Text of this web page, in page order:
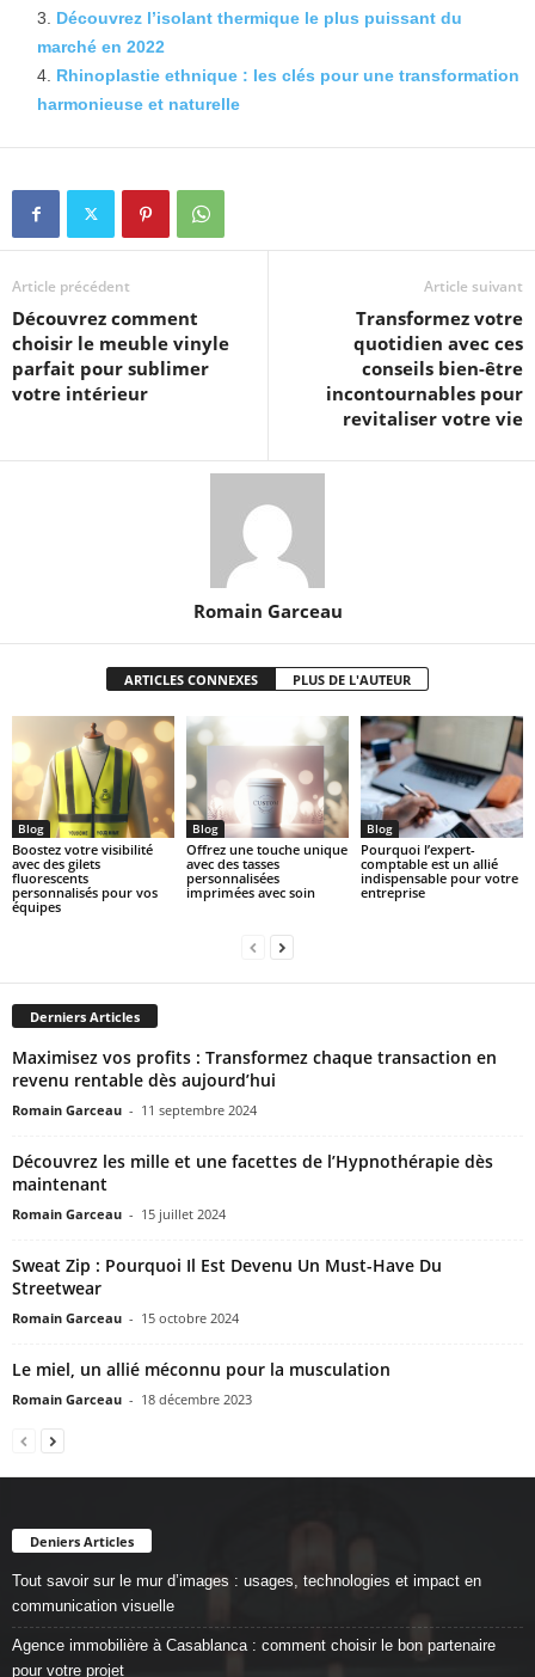
Découvrez l’isolant thermique le plus puissant du
marché en 2022
Rhinoplastie ethnique : les clés pour une transformation
harmonieuse et naturelle
Article précédent
Découvrez comment
choisir le meuble vinyle
parfait pour sublimer
votre intérieur
Article suivant
Transformez votre
quotidien avec ces
conseils bien-être
incontournables pour
revitaliser votre vie
Romain Garceau
ARTICLES CONNEXES PLUS DE L'AUTEUR
Blog
Boostez votre visibilité
avec des gilets
fluorescents
personnalisés pour vos
équipes
Blog
Offrez une touche unique
avec des tasses
personnalisées
imprimées avec soin
Blog
Pourquoi l’expert-
comptable est un allié
indispensable pour votre
entreprise
Derniers Articles
Maximisez vos profits : Transformez chaque transaction en
revenu rentable dès aujourd’hui
Romain Garceau - 11 septembre 2024
Découvrez les mille et une facettes de l’Hypnothérapie dès
maintenant
Romain Garceau - 15 juillet 2024
Sweat Zip : Pourquoi Il Est Devenu Un Must-Have Du
Streetwear
Romain Garceau - 15 octobre 2024
Le miel, un allié méconnu pour la musculation
Romain Garceau - 18 décembre 2023
Deniers Articles
Tout savoir sur le mur d’images : usages, technologies et impact en
communication visuelle
Agence immobilière à Casablanca : comment choisir le bon partenaire
pour votre projet